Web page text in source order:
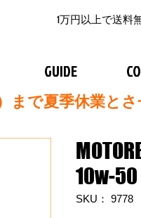
1万円以上で送料
GUIDE
まで夏季休業と
10w-50
SKU： 9778